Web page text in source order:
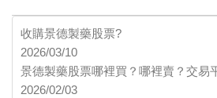
收購景德製藥股票?
2026/03/10
景德製藥股票哪裡買？哪裡賣？交易
2026/02/03